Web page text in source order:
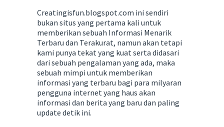
Creatingisfun.blogspot.com ini sendiri
bukan situs yang pertama kali untuk
memberikan sebuah Informasi Menarik
Terbaru dan Terakurat, namun akan tetapi
kami punya tekat yang kuat serta didasari
dari sebuah pengalaman yang ada, maka
sebuah mimpi untuk memberikan
informasi yang terbaru bagi para milyaran
pengguna internet yang haus akan
informasi dan berita yang baru dan paling
update detik ini.